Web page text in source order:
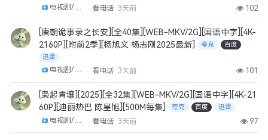
电视剧/剧集 看电话 3天前 102
[唐朝诡事录之长安][全40集][WEB-MKV/2G][国语中字][4K-
2160P][附前2季][杨旭文 杨志刚2025最新]
夸克
百度
迅雷
电视剧/剧集 看电话 3天前 101
[枭起青壤][2025][全32集][WEB-MKV/2G][国语中字][4K-21
60P][迪丽热巴 陈星旭][500M每集]
夸克 百度 迅雷
看电话 3天前 97